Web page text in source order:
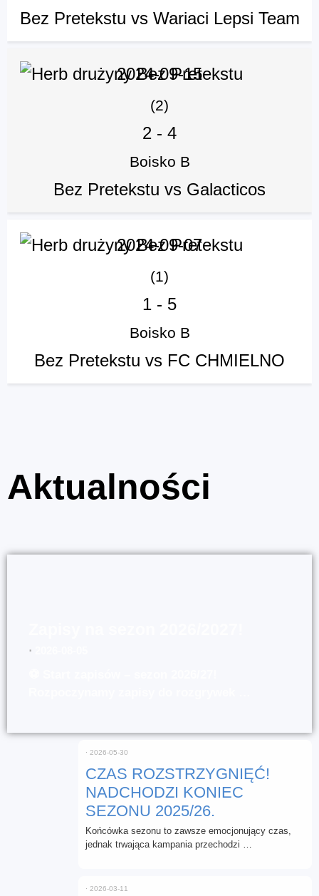
Bez Pretekstu vs Wariaci Lepsi Team
2024-09-15
(2)
2 - 4
Boisko B
Bez Pretekstu vs Galacticos
2024-09-07
(1)
1 - 5
Boisko B
Bez Pretekstu vs FC CHMIELNO
Aktualności
⋅
CZAS ROZSTRZYGNIĘĆ!
NADCHODZI KONIEC
SEZONU 2025/26.
⋅ 2026-05-30
Końcówka sezonu to zawsze emocjonujący czas,
jednak trwająca kampania przechodzi …
⋅ 2026-03-11